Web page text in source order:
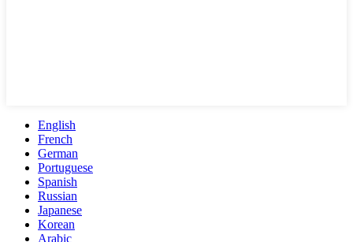
English
French
German
Portuguese
Spanish
Russian
Japanese
Korean
Arabic